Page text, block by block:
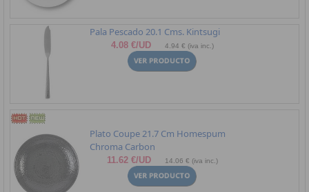
Pala Pescado 20.1 Cms. Kintsugi
4.08 €/UD 4.94 € (iva inc.)
Plato Coupe 21.7 Cm Homespum
Chroma Carbon
11.62 €/UD 14.06 € (iva inc.)